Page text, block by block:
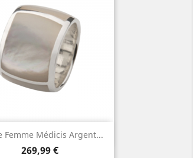
Femme Médicis Argent...
Prix
269,99 €
Aperçu rapide